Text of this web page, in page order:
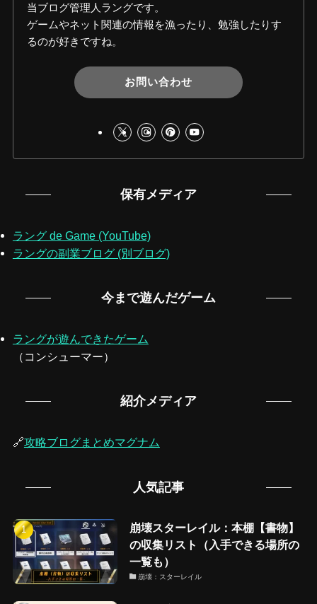
当ブログ管理人ラングです。
ゲームやネット関連の情報を漁ったり、勉強したりす
るのが好きですね。
お問い合わせ
保有メディア
ラング de Game (YouTube)
ラングの副業ブログ (別ブログ)
今まで遊んだゲーム
ラングが遊んできたゲーム
（コンシューマー）
紹介メディア
🔗攻略ブログまとめマグナム
人気記事
崩壊スターレイル：本棚【書物】
の収集リスト（入手できる場所の
一覧も）
崩壊：スターレイル